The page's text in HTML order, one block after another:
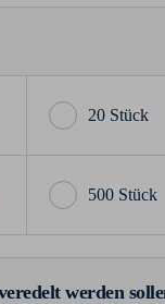
20 Stück
500 Stück
werden